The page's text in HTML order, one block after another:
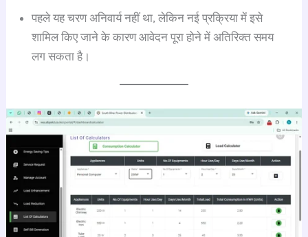
पहले यह चरण अनिवार्य नहीं था, लेकिन नई प्रक्रिया में इसे
शामिल किए जाने के कारण आवेदन पूरा होने में अतिरिक्त समय
लग सकता है।